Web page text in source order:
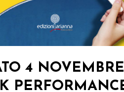
4 NOVEMBRE